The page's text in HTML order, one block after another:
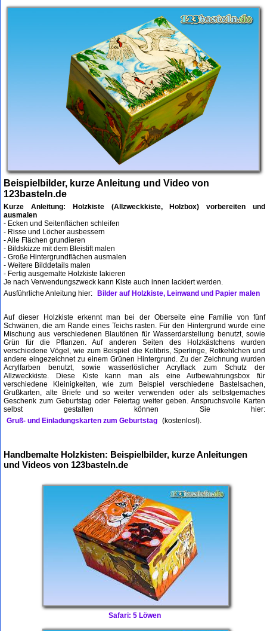
Beispielbilder, kurze Anleitung und Video von
123basteln.de
Kurze Anleitung: Holzkiste (Allzweckkiste, Holzbox) vorbereiten und
ausmalen
- Ecken und Seitenflächen schleifen
- Risse und Löcher ausbessern
- Alle Flächen grundieren
- Bildskizze mit dem Bleistift malen
- Große Hintergrundflächen ausmalen
- Weitere Bilddetails malen
- Fertig ausgemalte Holzkiste lakieren
Je nach Verwendungszweck kann Kiste auch innen lackiert werden.
Ausführliche Anleitung hier:
Bilder auf Holzkiste, Leinwand und Papier malen
Auf dieser Holzkiste erkennt man bei der Oberseite eine Familie von fünf
Schwänen, die am Rande eines Teichs rasten. Für den Hintergrund wurde eine
Mischung aus verschiedenen Blautönen für Wasserdarstellung benutzt, sowie
Grün für die Pflanzen. Auf anderen Seiten des Holzkästchens wurden
verschiedene Vögel, wie zum Beispiel die Kolibris, Sperlinge, Rotkehlchen und
andere eingezeichnet zu einem Grünen Hintergrund. Zu der Zeichnung wurden
Acrylfarben benutzt, sowie wasserlöslicher Acryllack zum Schutz der
Allzweckkiste. Diese Kiste kann man als eine Aufbewahrungsbox für
verschiedene Kleinigkeiten, wie zum Beispiel verschiedene Bastelsachen,
Grußkarten, alte Briefe und so weiter verwenden oder als selbstgemaches
Geschenk zum Geburtstag oder Feiertag weiter geben. Anspruchsvolle Karten
selbst gestalten können Sie hier:
Gruß- und Einladungskarten zum Geburtstag (kostenlos!).
Handbemalte Holzkisten: Beispielbilder, kurze Anleitungen
und Videos von 123basteln.de
Safari: 5 Löwen